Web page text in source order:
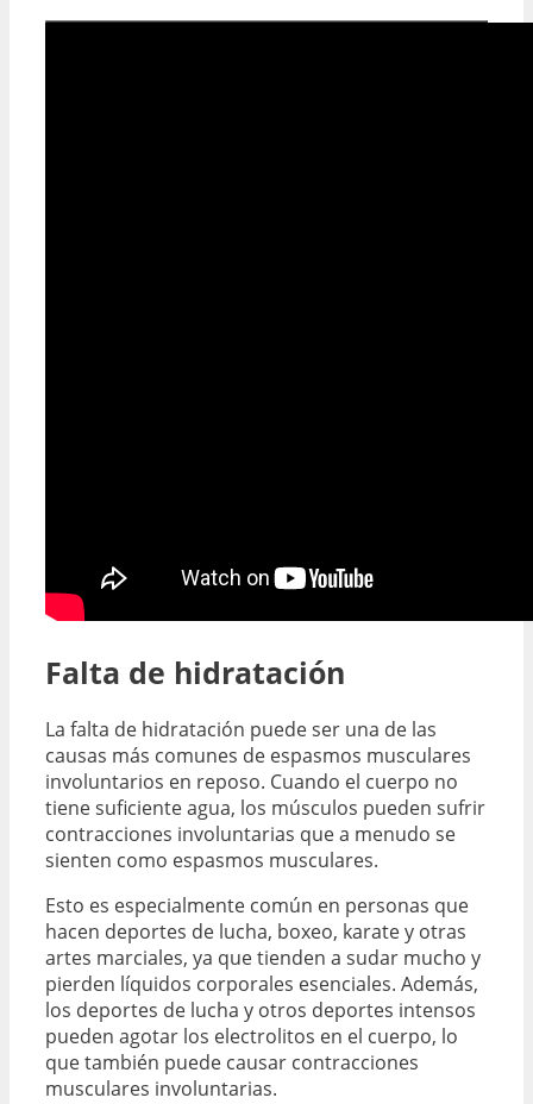
Falta de hidratación
La falta de hidratación puede ser una de las
causas más comunes de espasmos musculares
involuntarios en reposo. Cuando el cuerpo no
tiene suficiente agua, los músculos pueden sufrir
contracciones involuntarias que a menudo se
sienten como espasmos musculares.
Esto es especialmente común en personas que
hacen deportes de lucha, boxeo, karate y otras
artes marciales, ya que tienden a sudar mucho y
pierden líquidos corporales esenciales. Además,
los deportes de lucha y otros deportes intensos
pueden agotar los electrolitos en el cuerpo, lo
que también puede causar contracciones
musculares involuntarias.